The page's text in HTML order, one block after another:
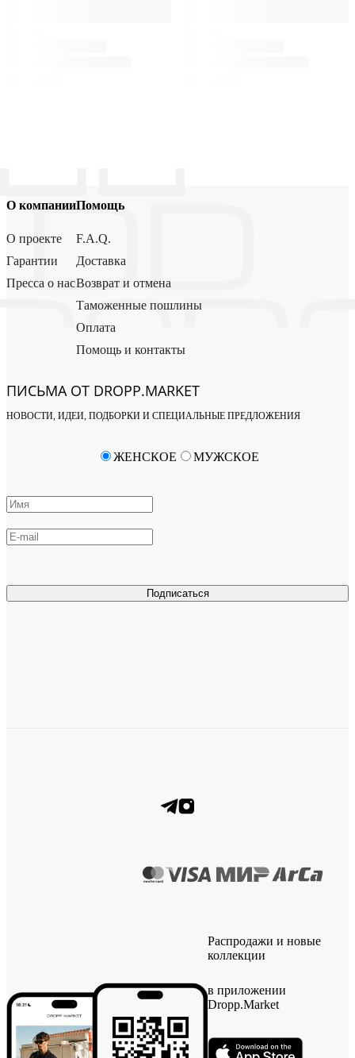
О компании
О проекте
Гарантии
Пресса о нас
Помощь
F.A.Q.
Доставка
Возврат и отмена
Таможенные пошлины
Оплата
Помощь и контакты
ПИСЬМА ОТ DROPP.MARKET
НОВОСТИ, ИДЕИ, ПОДБОРКИ И СПЕЦИАЛЬНЫЕ ПРЕДЛОЖЕНИЯ
Подписаться
ЖЕНСКОЕ МУЖСКОЕ
Распродажи и новые
коллекции
в приложении
Dropp.Market